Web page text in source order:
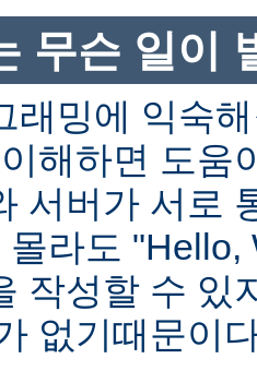
무슨 일이
래밍에 익숙
해하면 도움
서버가 서로
몰라도
작성할 수 있
없기때문이